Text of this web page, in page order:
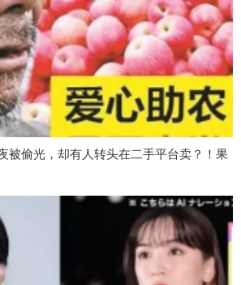
被偷光，却有人转头在二手平台卖？！果